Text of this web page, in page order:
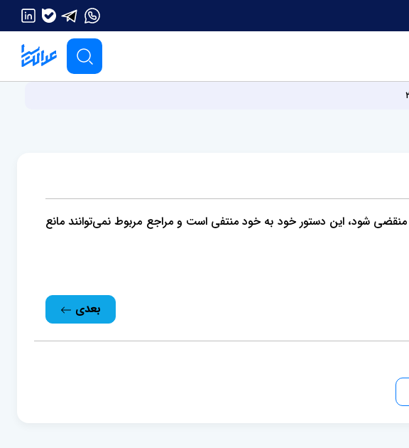
شود، این دستور خود به خود منتفی است و مراجع مربوط نمی‌‏توانند مانع
بعدی